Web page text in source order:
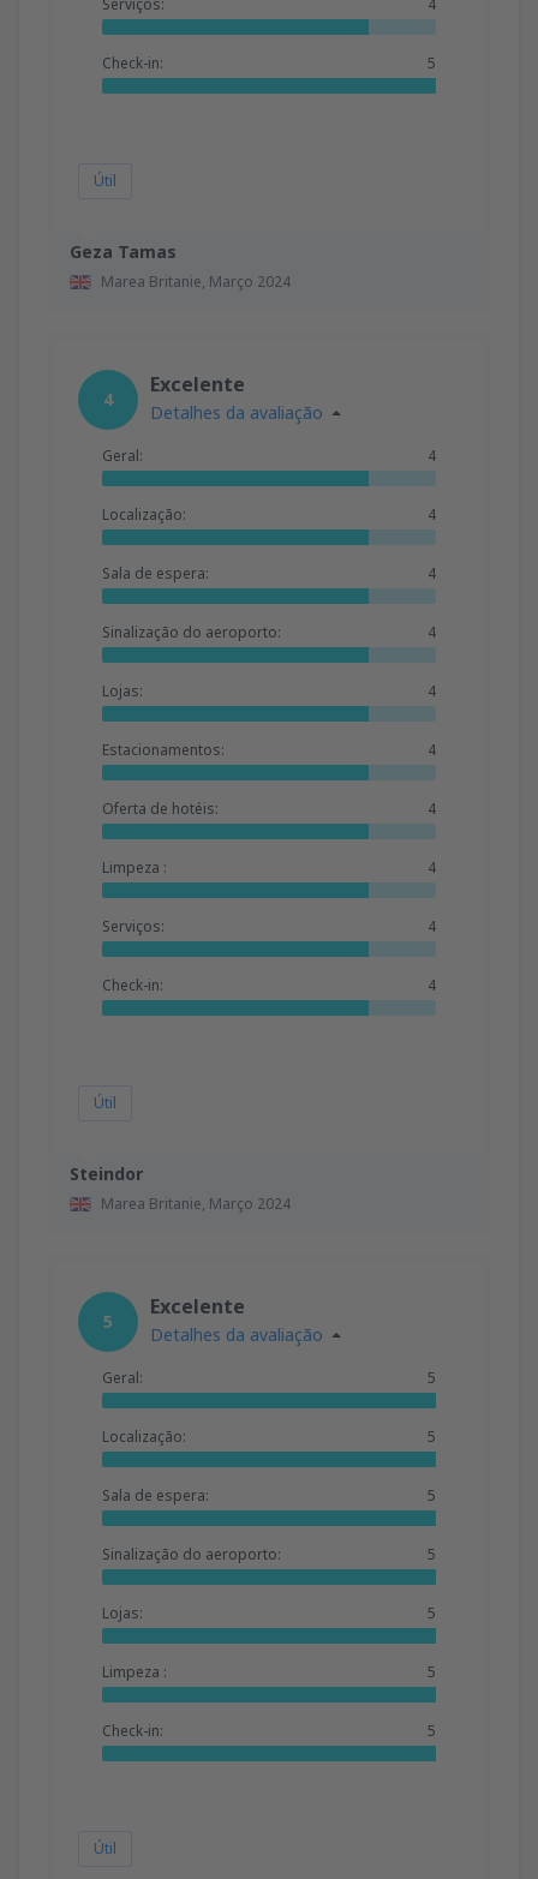
Geza Tamas
Marea Britanie, Março 2024
Check-in: 5
Útil
Steindor
Marea Britanie, Março 2024
4
Excelente
Detalhes da avaliação
Geral: 4
Localização: 4
Sala de espera: 4
Sinalização do aeroporto: 4
Lojas: 4
Estacionamentos: 4
Oferta de hotéis: 4
Limpeza : 4
Serviços: 4
Check-in: 4
Útil
5
Excelente
Detalhes da avaliação
Geral: 5
Localização: 5
Sala de espera: 5
Sinalização do aeroporto: 5
Lojas: 5
Limpeza : 5
Check-in: 5
Útil